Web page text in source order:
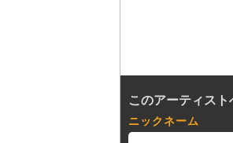
このアーティス
ニックネーム